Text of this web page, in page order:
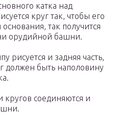
катка над
круг так, чтобы его
так получится
орудийной башни.
рисуется и задняя часть,
должен быть наполовину
соединяются и